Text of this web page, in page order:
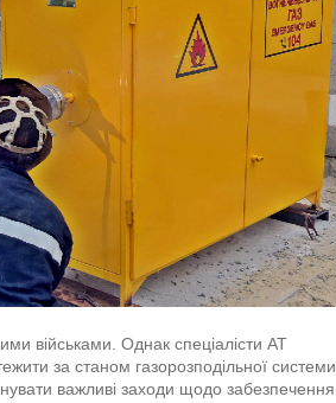
військами. Однак спеціалісти АТ
за станом газорозподільної системи
важливі заходи щодо забезпечення